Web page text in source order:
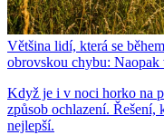
Většina lidí, která se
obrovskou chybu: Naopak
Když je i v noci horko na
způsob ochlazení. Řešení,
nejlepší.